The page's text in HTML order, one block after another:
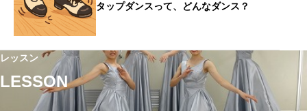
タップダンスって、どんなダンス？
レッスン
LESSON